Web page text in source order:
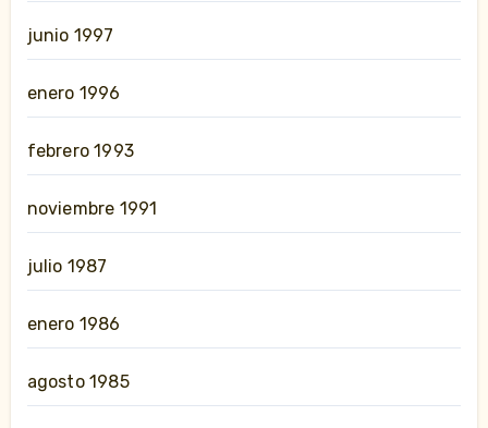
junio 1997
enero 1996
febrero 1993
noviembre 1991
julio 1987
enero 1986
agosto 1985